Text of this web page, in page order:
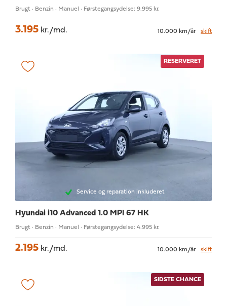
Brugt · Benzin · Manuel · Førstegangsydelse: 9.995 kr.
3.195 kr./md. 10.000 km/år skift
RESERVERET
Service og reparation inkluderet
Hyundai i10 Advanced 1.0 MPI 67 HK
Brugt · Benzin · Manuel · Førstegangsydelse: 4.995 kr.
2.195 kr./md. 10.000 km/år skift
SIDSTE CHANCE